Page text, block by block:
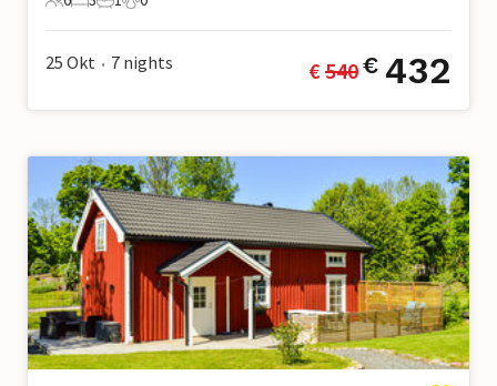
6 Gäste
3 Schlafzimmer
1 Badezimmer
0 Haustiere
25 Okt • 7 nights € 540€ 432